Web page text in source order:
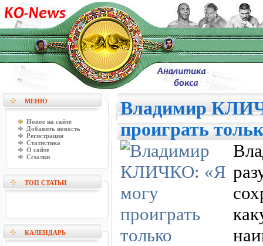
МЕНЮ
Новое на сайте
Добавить новость
Регистрация
Статистика
О сайте
Ссылки
ТОП СТАТЬИ
КАЛЕНДАРЬ
Владимир
проиграть